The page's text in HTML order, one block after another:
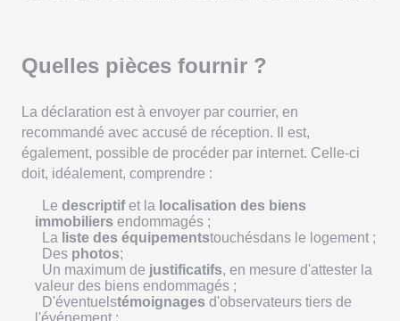
Quelles pièces fournir ?
La déclaration est à envoyer par courrier, en
recommandé avec accusé de réception. Il est,
également, possible de procéder par internet. Celle-ci
doit, idéalement, comprendre :
Le descriptifet la localisation des biens
immobiliers endommagés ;
La liste des équipementstouchésdans le logement ;
Des photos;
Un maximum de justificatifs, en mesure d'attester la
valeur des biens endommagés ;
D'éventuelstémoignages d'observateurs tiers de
l'événement ;